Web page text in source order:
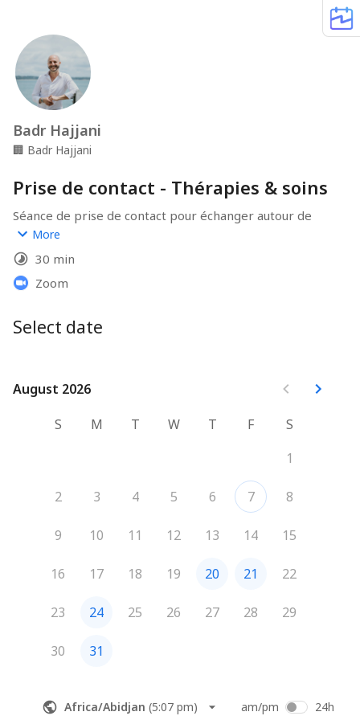
Badr Hajjani
🏢 Badr Hajjani
Prise de contact - Thérapies & soins
Séance de prise de contact pour échanger autour de
votre situation et définir l’accompagnement qui vous
convient le mieux.
Important:
d'annulation moins de 48h à l'avance, il sera facturé 50€.
More
30 min
Zoom
Select date
August 2026
August 2026
S
M T W T F
S
1
2 3 4 5 6 7 8
9 10 11 12 13 14 15
16 17 18 19 20 21 22
23 24 25 26 27 28 29
30 31
Africa/Abidjan (5:07 pm) am/pm 24h